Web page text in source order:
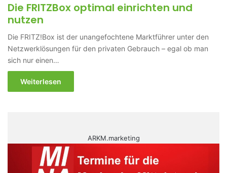
Die FRITZBox optimal einrichten und
nutzen
Die FRITZ!Box ist der unangefochtene Marktführer unter den
Netzwerklösungen für den privaten Gebrauch – egal ob man
sich nur einen…
Weiterlesen
ARKM.marketing